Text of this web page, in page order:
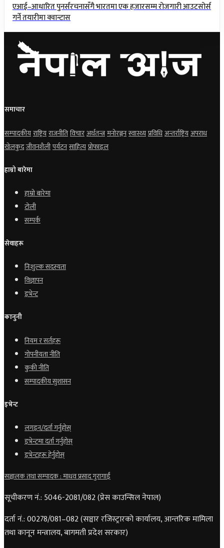
एआई–आधारित पुनर्संरचनासँगै भारतमा एक हजारसम्म रोजगारी आउटसोर्स
गर्ने तयारीमा क्वान्टास
समाचार
सम्पादकीयराष्ट्रियराजनीतिविचारअर्थतन्त्रमनोरञ्जनस्वास्थ्यप्रविधिअन्तर्राष्ट्रियअपराध
खेलकुदजीवनशैलीपर्यटनसाहित्यप्रोफाइल
हाम्रो बारेमा
हाम्रो बारेमा
टोली
सम्पर्क
सेवाहरू
निःशुल्क सदस्यता
विज्ञापन
इभेन्ट
कानुनी
नियम र सर्तहरू
गोपनीयता नीति
कुकी नीति
सम्पादकीय सुशासन
इभेन्ट
लगइन/दर्ता गर्नुहोस्
इभेन्टमा दर्ता गर्नुहोस्
इभेन्टहरू हेर्नुहोस्
सञ्चालक तथा सम्पादक : माधव प्रसाद गुरागाईं
सूचीकरण नं.: 5046-2081/082 (प्रेस काउन्सिल नेपाल)
दर्ता नं.: 00278/081–082 (सञ्चार रजिस्ट्रारको कार्यालय, आन्तरिक मामिला
तथा कानून मन्त्रालय, बागमती प्रदेश सरकार)